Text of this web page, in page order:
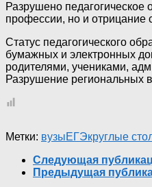
Разрушено педагогическое
профессии, но и отрицание
Статус педагогического
бумажных и электронных
родителями, учениками,
Разрушение региональных
Метки: вузыЕГЭкруглые
Следующая
Предыдущая